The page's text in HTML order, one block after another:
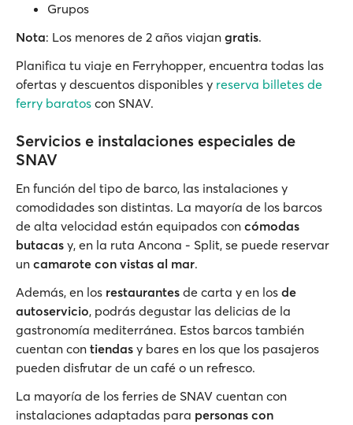
Grupos
Nota: Los menores de 2 años viajan gratis.
Planifica tu viaje en Ferryhopper, encuentra todas las
ofertas y descuentos disponibles y reserva billetes de
ferry baratos con SNAV.
Servicios e instalaciones especiales de
SNAV
En función del tipo de barco, las instalaciones y
comodidades son distintas. La mayoría de los barcos
de alta velocidad están equipados con cómodas
butacas y, en la ruta Ancona - Split, se puede reservar
un camarote con vistas al mar.
Además, en los restaurantes de carta y en los de
autoservicio, podrás degustar las delicias de la
gastronomía mediterránea. Estos barcos también
cuentan con tiendas y bares en los que los pasajeros
pueden disfrutar de un café o un refresco.
La mayoría de los ferries de SNAV cuentan con
instalaciones adaptadas para personas con